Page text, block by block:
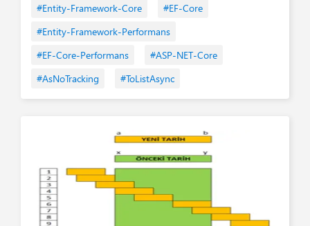
#Entity-Framework-Core
#EF-Core
#Entity-Framework-Performans
#EF-Core-Performans
#ASP-NET-Core
#AsNoTracking
#ToListAsync